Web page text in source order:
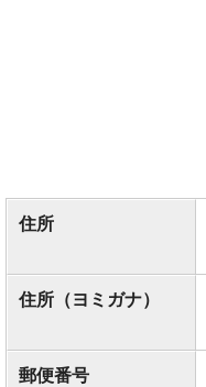
住所
住所（ヨミガナ）
郵便番号